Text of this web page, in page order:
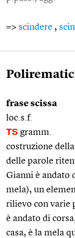
=> scindere ,
frase scissa
loc.s.f.
TS gramm.
costruzione
delle parole
Gianni è andato
mela), un
rilievo con varie
è andato di
casa, è la mela